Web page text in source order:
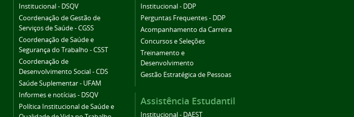
Institucional - DSQV
Coordenação de Gestão de
Serviços de Saúde - CGSS
Coordenação de Saúde e
Segurança do Trabalho - CSST
Coordenação de
Desenvolvimento Social - CDS
Saúde Suplementar - UFAM
Informes e notícias - DSQV
Política Institucional de Saúde e
Institucional - DDP
Perguntas Frequentes - DDP
Acompanhamento da Carreira
Concursos e Seleções
Treinamento e
Desenvolvimento
Gestão Estratégica de Pessoas
Assistência Estudantil
Institucional - DAEST